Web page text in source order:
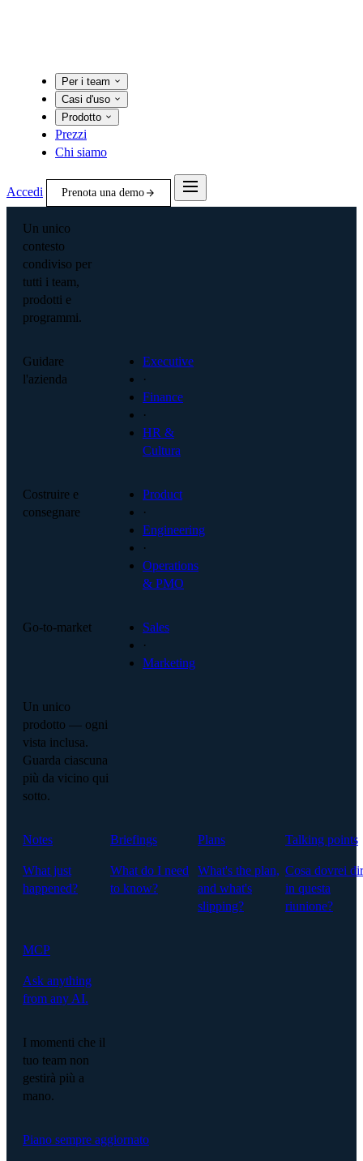
Per i team
Casi d'uso
Prodotto
Prezzi
Chi siamo
Accedi Prenota una demo
Un unico
contesto
condiviso per
tutti i team,
prodotti e
programmi.
Guidare
l'azienda
Executive
·
Finance
·
HR &
Cultura
Costruire e
consegnare
Product
·
Engineering
·
Operations
& PMO
Go-to-market
Sales
·
Marketing
Un unico
prodotto — ogni
vista inclusa.
Guarda ciascuna
più da vicino qui
sotto.
Notes
What just
happened?
Briefings
What do I need
to know?
Plans
What's the plan,
and what's
slipping?
Talking points
Cosa dovrei
in questa
riunione?
MCP
Ask anything
from any AI.
I momenti che il
tuo team non
gestirà più a
mano.
Piano sempre aggiornato